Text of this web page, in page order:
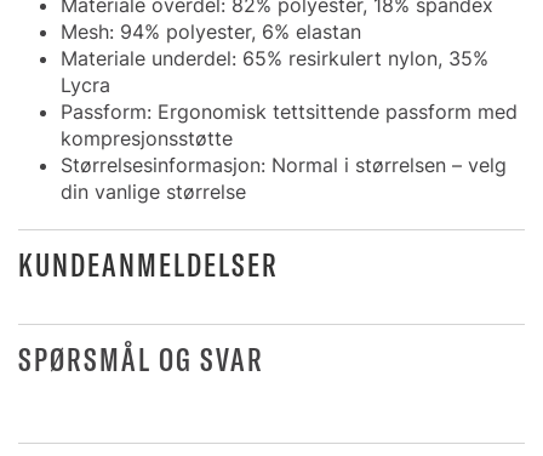
Materiale overdel: 82% polyester, 18% spandex
Mesh: 94% polyester, 6% elastan
Materiale underdel: 65% resirkulert nylon, 35%
Lycra
Passform: Ergonomisk tettsittende passform med
kompresjonsstøtte
Størrelsesinformasjon: Normal i størrelsen – velg
din vanlige størrelse
KUNDEANMELDELSER
SPØRSMÅL OG SVAR